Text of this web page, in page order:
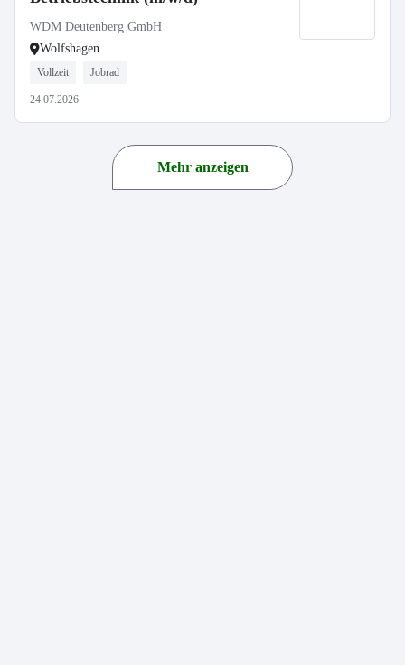
WDM Deutenberg GmbH
Wolfshagen
Vollzeit Jobrad
24.07.2026
Mehr anzeigen